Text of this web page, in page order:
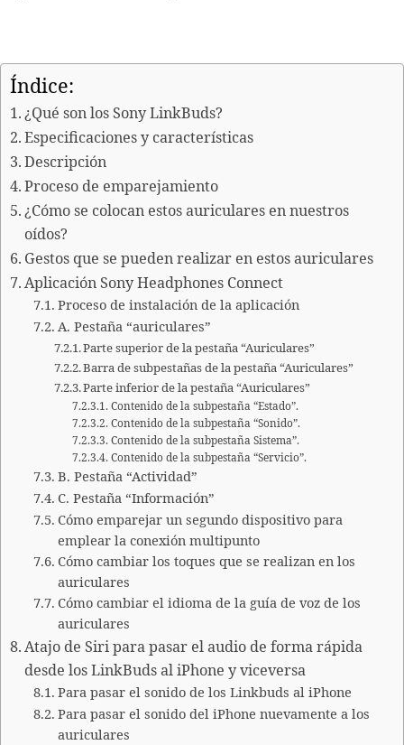
Índice:
¿Qué son los Sony LinkBuds?
Especificaciones y características
Descripción
Proceso de emparejamiento
¿Cómo se colocan estos auriculares en nuestros
oídos?
Gestos que se pueden realizar en estos auriculares
Aplicación Sony Headphones Connect
Proceso de instalación de la aplicación
A. Pestaña “auriculares”
Parte superior de la pestaña “Auriculares”
Barra de subpestañas de la pestaña “Auriculares”
Parte inferior de la pestaña “Auriculares”
Contenido de la subpestaña “Estado”.
Contenido de la subpestaña “Sonido”.
Contenido de la subpestaña Sistema”.
Contenido de la subpestaña “Servicio”.
B. Pestaña “Actividad”
C. Pestaña “Información”
Cómo emparejar un segundo dispositivo para
emplear la conexión multipunto
Cómo cambiar los toques que se realizan en los
auriculares
Cómo cambiar el idioma de la guía de voz de los
auriculares
Atajo de Siri para pasar el audio de forma rápida
desde los LinkBuds al iPhone y viceversa
Para pasar el sonido de los Linkbuds al iPhone
Para pasar el sonido del iPhone nuevamente a los
auriculares